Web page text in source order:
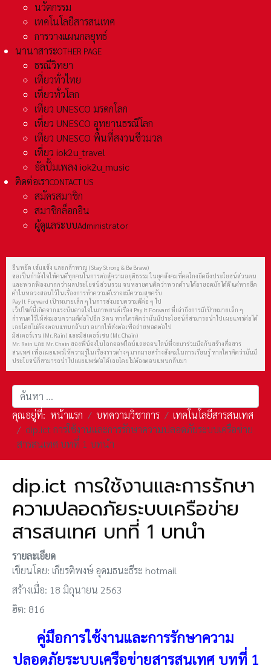
นวัตกรรม
เทคโนโลยีสารสนเทศ
การวางแผนกลยุทธ์
นานาสาระOTHER PAGE
ธรณีวิทยา
เที่ยวทั่วไทย
เที่ยวทั่วโลก
เที่ยว UNESCO มรดกโลก
เที่ยว UNESCO อุทยานธรณีโลก
เที่ยว UNESCO พื้นที่สงวนชีวมวล
เที่ยว iok2u_travel
อัลปั้มเพลง iok2u_music
ติดต่อเราCONTACT US
สมัครสมาชิก
สมาชิกล็อกอิน
ผู้ดูแลระบบAdministrator
ยืนหยัด เข้มแข็ง และกล้าหาญ (Stay Strong & Be Brave)
ขอเป็นกำลังใจให้คนดีทุกคนในการต่อสู้ความอยุติธรรม ในยุคสังคมที่คดโกงยึดถึงประโยชน์ส่วนตน
และพวกฟ้องมากกว่าผลประโยชน์ส่วนรวม จนหลายคนคิดว่าพวกด้านได้อายอดมักได้ดี แต่หากยึด
คำในหลวงสอนไว้ในเรื่องการทำความดีเราจะมีความสุขครับ
Pay It Forward เป้าหมายเล็ก ๆ ในการส่งมอบความดีต่อ ๆ ไป
เว็ปไซต์นี้เกิดจากแรงบันดาลใจในภาพยนต์เรื่อง Pay It Forward ที่เล่าถึงการมีเป้าหมายเล็ก ๆ
กำหนดไว้ให้ส่งมอบความดีต่อไปอีก 3 คน หากใครคิดว่ามันมีประโยชน์ก็สามารถนำไปเผยแพร่ต่อได้
เลยโดยไม่ต้องตอบแทนกลับมา อยากให้ส่งต่อเพื่อถ่ายทอดต่อไป
มิสเตอร์เรน (Mr. Rain) และมิสเตอร์เชน (Mr. Chain)
Mr. Rain และ Mr. Chain สองพี่น้องในโลกออฟไลน์และออนไลน์ที่จะมาร่วมมือกันสร้างสื่อสาร
สนเทศ เพื่อเผยแพร่ให้ความรู้ในเรื่องราวต่างๆ มากมายสร้างสังคมในการเรียนรู้ หากใครคิดว่ามันมี
ประโยชน์ก็สามารถนำไปเผยแพร่ต่อได้เลยโดยไม่ต้องตอบแทนกลับมา
การค้นหา
คุณอยู่ที่: หน้าแรก บทความวิชาการ
เทคโนโลยีสารสนเทศ
dip.ict การใช้งานและการรักษาความปลอดภัยระบบเครือข่าย
สารสนเทศ บทที่ 1 บทนำ
dip.ict การใช้งานและการรักษา
ความปลอดภัยระบบเครือข่าย
สารสนเทศ บทที่ 1 บทนำ
รายละเอียด
เขียนโดย: เกียรติพงษ์ อุดมธนะธีระ hotmail
สร้างเมื่อ: 18 มิถุนายน 2563
ฮิต: 816
คู่มือการใช้งานและการรักษาความ
ปลอดภัยระบบเครือข่ายสารสนเทศ บทที่ 1